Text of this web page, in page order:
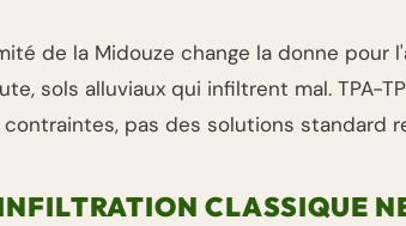
de la Midouze change la donne pour
sols alluviaux qui infiltrent mal. TPA-
pas des solutions standard
CLASSIQUE